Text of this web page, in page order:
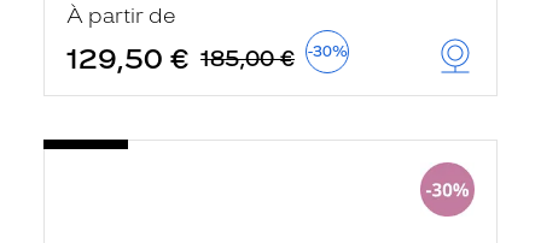
À partir de
129,50 € 185,00 € -30%